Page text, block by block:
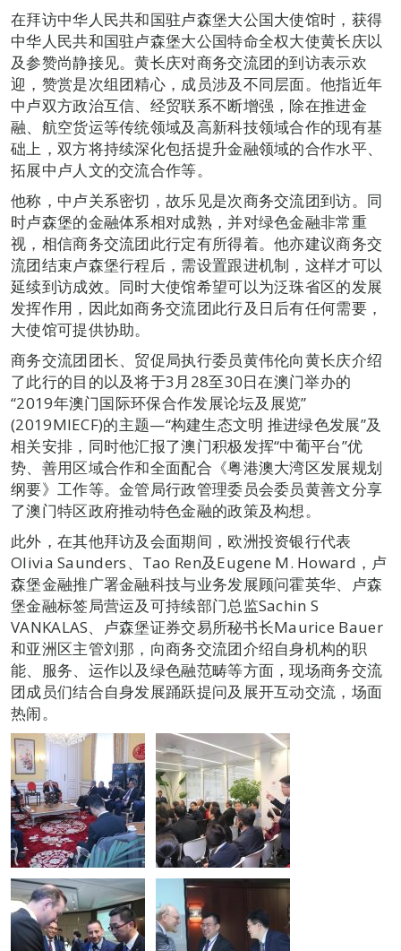
在拜访中华人民共和国驻卢森堡大公国大使馆时，获得
中华人民共和国驻卢森堡大公国特命全权大使黄长庆以
及参赞尚静接见。黄长庆对商务交流团的到访表示欢
迎，赞赏是次组团精心，成员涉及不同层面。他指近年
中卢双方政治互信、经贸联系不断增强，除在推进金
融、航空货运等传统领域及高新科技领域合作的现有基
础上，双方将持续深化包括提升金融领域的合作水平、
拓展中卢人文的交流合作等。
他称，中卢关系密切，故乐见是次商务交流团到访。同
时卢森堡的金融体系相对成熟，并对绿色金融非常重
视，相信商务交流团此行定有所得着。他亦建议商务交
流团结束卢森堡行程后，需设置跟进机制，这样才可以
延续到访成效。同时大使馆希望可以为泛珠省区的发展
发挥作用，因此如商务交流团此行及日后有任何需要，
大使馆可提供协助。
商务交流团团长、贸促局执行委员黄伟伦向黄长庆介绍
了此行的目的以及将于3月28至30日在澳门举办的
“2019年澳门国际环保合作发展论坛及展览”
(2019MIECF)的主题—“构建生态文明 推进绿色发展”及
相关安排，同时他汇报了澳门积极发挥“中葡平台”优
势、善用区域合作和全面配合《粤港澳大湾区发展规划
纲要》工作等。金管局行政管理委员会委员黄善文分享
了澳门特区政府推动特色金融的政策及构想。
此外，在其他拜访及会面期间，欧洲投资银行代表
Olivia Saunders、Tao Ren及Eugene M. Howard，卢
森堡金融推广署金融科技与业务发展顾问霍英华、卢森
堡金融标签局营运及可持续部门总监Sachin S
VANKALAS、卢森堡证券交易所秘书长Maurice Bauer
和亚洲区主管刘那，向商务交流团介绍自身机构的职
能、服务、运作以及绿色融范畴等方面，现场商务交流
团成员们结合自身发展踊跃提问及展开互动交流，场面
热闹。